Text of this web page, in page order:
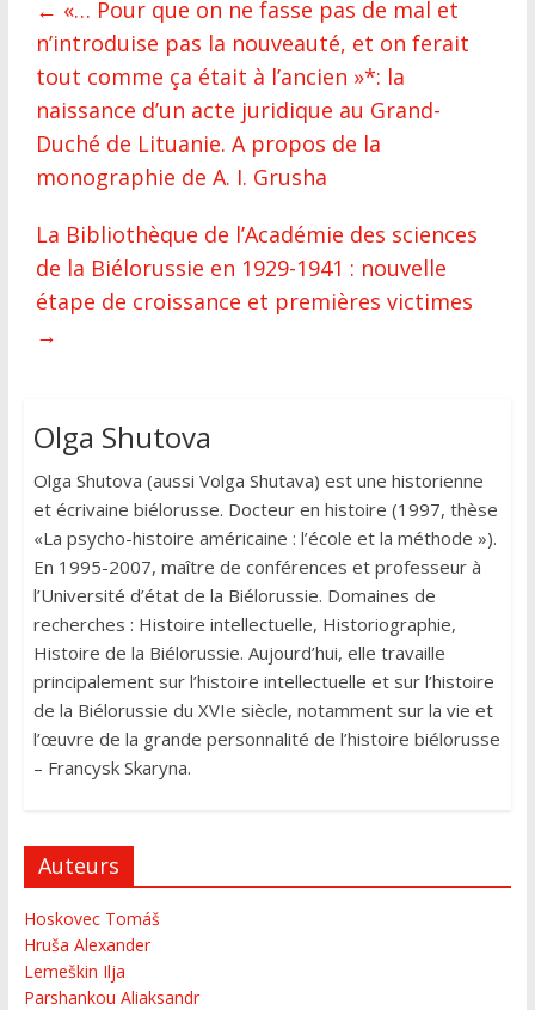
← «… Pour que on ne fasse pas de mal et
n’introduise pas la nouveauté, et on ferait
tout comme ça était à l’ancien »*: la
naissance d’un acte juridique au Grand-
Duché de Lituanie. A propos de la
monographie de A. I. Grusha
La Bibliothèque de l’Académie des sciences
de la Biélorussie en 1929-1941 : nouvelle
étape de croissance et premières victimes
→
Olga Shutova
Olga Shutova (aussi Volga Shutava) est une historienne
et écrivaine biélorusse. Docteur en histoire (1997, thèse
«La psycho-histoire américaine : l’école et la méthode »).
En 1995-2007, maître de conférences et professeur à
l’Université d’état de la Biélorussie. Domaines de
recherches : Histoire intellectuelle, Historiographie,
Histoire de la Biélorussie. Aujourd’hui, elle travaille
principalement sur l’histoire intellectuelle et sur l’histoire
de la Biélorussie du XVIe siècle, notamment sur la vie et
l’œuvre de la grande personnalité de l’histoire biélorusse
– Francysk Skaryna.
Auteurs
Hoskovec Tomáš
Hruša Alexander
Lemeškin Ilja
Parshankou Aliaksandr